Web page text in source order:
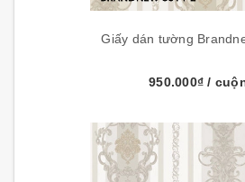
Giấy dán tường
950.000₫/